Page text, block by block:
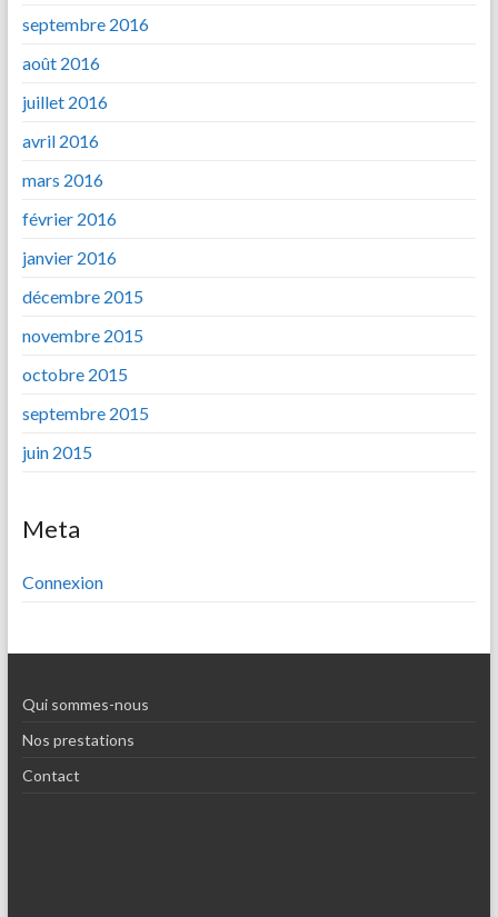
septembre 2016
août 2016
juillet 2016
avril 2016
mars 2016
février 2016
janvier 2016
décembre 2015
novembre 2015
octobre 2015
septembre 2015
juin 2015
Meta
Connexion
Qui sommes-nous
Nos prestations
Contact